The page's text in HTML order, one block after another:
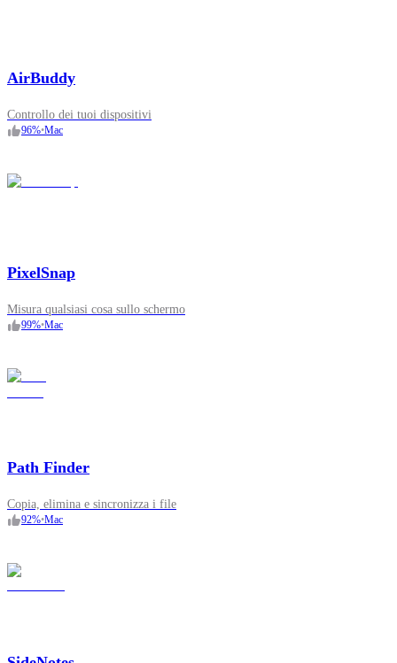
AirBuddy
Controllo dei tuoi dispositivi
96%•Mac
PixelSnap
Misura qualsiasi cosa sullo schermo
99%•Mac
Path Finder
Copia, elimina e sincronizza i file
92%•Mac